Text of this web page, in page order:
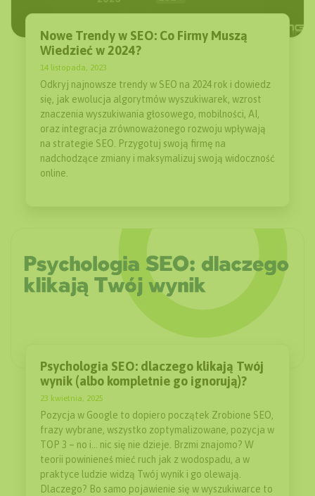
Nowe Trendy w SEO: Co Firmy Muszą
Wiedzieć w 2024?
14 listopada, 2023
Odkryj najnowsze trendy w SEO na 2024 rok i dowiedz
się, jak ewolucja algorytmów wyszukiwarek, wzrost
znaczenia wyszukiwania głosowego, mobilności, AI,
oraz integracja zrównoważonego rozwoju wpływają
na strategie SEO. Przygotuj swoją firmę na
nadchodzące zmiany i maksymalizuj swoją widoczność
online.
Psychologia SEO: dlaczego klikają Twój
wynik (albo kompletnie go ignorują)?
23 kwietnia, 2025
Pozycja w Google to dopiero początek Zrobione SEO,
frazy wybrane, wszystko zoptymalizowane, pozycja w
TOP 3 – no i… nic się nie dzieje. Brzmi znajomo? W
teorii powinieneś mieć ruch jak z wodospadu, a w
praktyce ludzie widzą Twój wynik i go olewają.
Dlaczego? Bo samo pojawienie się w wyszukiwarce to